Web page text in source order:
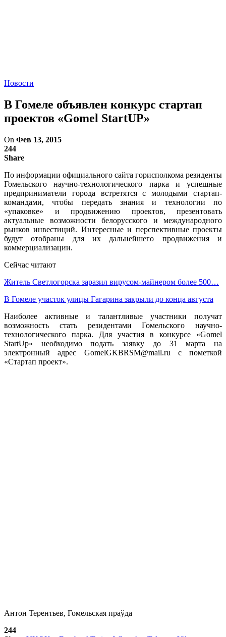
Новости
В Гомеле объявлен конкурс стартап
проектов «Gomel StartUP»
On Фев 13, 2015
244
Share
По информации официального сайта горисполкома резиденты
Гомельского научно-технологического парка и успешные
предприниматели города встретятся с молодыми стартап-
командами, чтобы передать знания и технологии по
«упаковке» и продвижению проектов, презентовать
актуальные возможности белорусского и международного
рынков инвестиций. Интересные и перспективные проекты
будут отобраны для их дальнейшего продвижения и
коммерциализации.
Сейчас читают
Житель Светлогорска заразил вирусом-майнером более 500…
В Гомеле участок улицы Гагарина закрыли до конца августа
Наиболее активные и талантливые участники получат
возможность стать резидентами Гомельского научно-
технологического парка. Для участия в конкурсе «Gomel
StartUp» необходимо подать заявку до 31 марта на
электронный адрес GomelGKBRSM@mail.ru c пометкой
«Стартап проект».
Антон Терентьев, Гомельская праўда
244